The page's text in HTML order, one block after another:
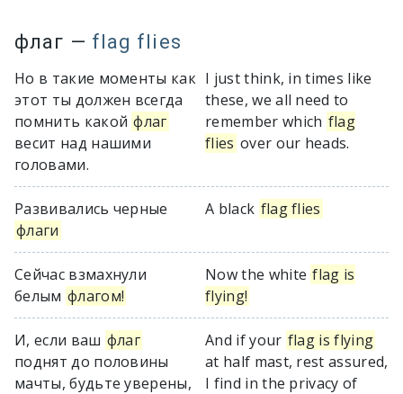
флаг — flag flies
Но в такие моменты как
этот ты должен всегда
помнить какой флаг
весит над нашими
головами.
I just think, in times like
these, we all need to
remember which flag
flies over our heads.
Развивались черные
флаги
A black flag flies
Сейчас взмахнули
белым флагом!
Now the white flag is
flying!
И, если ваш флаг
поднят до половины
мачты, будьте уверены,
And if your flag is flying
at half mast, rest assured,
I find in the privacy of